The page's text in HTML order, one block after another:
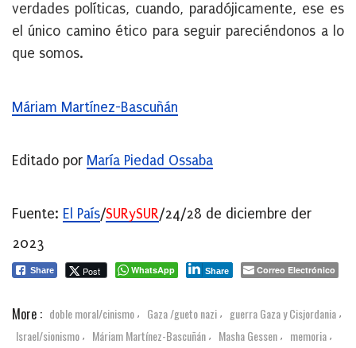
verdades políticas, cuando, paradójicamente, ese es
el único camino ético para seguir pareciéndonos a lo
que somos.
Máriam Martínez-Bascuñán
Editado por María Piedad Ossaba
Fuente: El País/SURySUR/24/28 de diciembre der
2023
Share Post WhatsApp Share Correo Electrónico
More : doble moral/cinismo , Gaza /gueto nazi , guerra Gaza y Cisjordania ,
Israel/sionismo , Máriam Martínez-Bascuñán , Masha Gessen , memoria ,